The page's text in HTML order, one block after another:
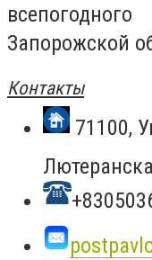
Запорожской
Контакты
71100,